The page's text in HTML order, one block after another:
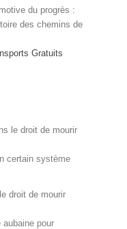
du progrès :
des chemins de
Gratuits
le droit de mourir
certain système
droit de mourir
pour